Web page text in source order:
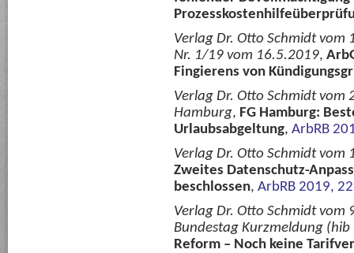
Verlag Dr. Otto Schmidt vom
Nr. 1/19 vom 16.5.2019,
Fingierens von
Verlag Dr. Otto Schmidt
Hamburg, FG Hamburg:
Urlaubsabgeltung, ArbRB
Verlag Dr. Otto Schmidt
Zweites Datenschutz-
beschlossen, ArbRB 2019,
Verlag Dr. Otto Schmidt vom
Bundestag Kurzmeldung
Reform – Noch keine